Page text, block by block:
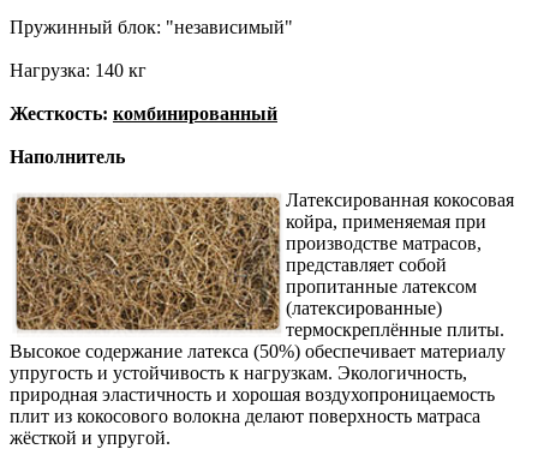
Пружинный блок: "независимый"
Нагрузка: 140 кг
Жесткость: комбинированный
Наполнитель
Латексированная кокосовая
койра, применяемая при
производстве матрасов,
представляет собой
пропитанные латексом
(латексированные)
термоскреплённые плиты.
Высокое содержание латекса (50%) обеспечивает материалу
упругость и устойчивость к нагрузкам. Экологичность,
природная эластичность и хорошая воздухопроницаемость
плит из кокосового волокна делают поверхность матраса
жёсткой и упругой.